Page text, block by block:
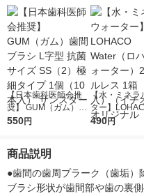
【日本歯科医師会推
奨】 GUM（ガム）歯
間ブラシ L字型 抗菌
サンスター
550円
【水・ミネラ
ター】
r（ロハコウォ
490円
商品説明
●歯間の歯周プラーク（歯垢
ブラシ形状が歯間部や歯の裏